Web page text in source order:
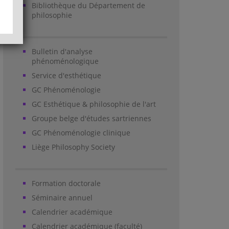
Bibliothèque du Département de
philosophie
Bulletin d'analyse
phénoménologique
Service d'esthétique
GC Phénoménologie
GC Esthétique & philosophie de l'art
Groupe belge d'études sartriennes
GC Phénoménologie clinique
Liège Philosophy Society
Formation doctorale
Séminaire annuel
Calendrier académique
Calendrier académique (faculté)